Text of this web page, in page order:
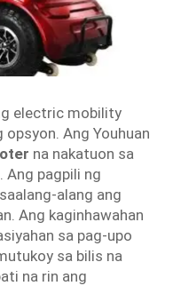
electric mobility
Ang Youhuan
na nakatuon sa
Ang pagpili ng
alang ang
Ang kaginhawahan
sa pag-upo
sa bilis na
na rin ang